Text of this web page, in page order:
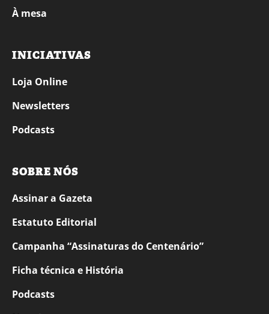
À mesa
INICIATIVAS
Loja Online
Newsletters
Podcasts
SOBRE NÓS
Assinar a Gazeta
Estatuto Editorial
Campanha “Assinaturas do Centenário”
Ficha técnica e História
Podcasts